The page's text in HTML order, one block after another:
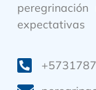
expectativas